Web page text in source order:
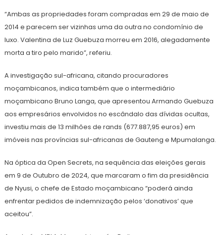
“Ambas as propriedades foram compradas em 29 de maio de
2014 e parecem ser vizinhas uma da outra no condomínio de
luxo. Valentina de Luz Guebuza morreu em 2016, alegadamente
morta a tiro pelo marido”, referiu.
A investigação sul-africana, citando procuradores
moçambicanos, indica também que o intermediário
moçambicano Bruno Langa, que apresentou Armando Guebuza
aos empresários envolvidos no escândalo das dívidas ocultas,
investiu mais de 13 milhões de rands (677.887,95 euros) em
imóveis nas províncias sul-africanas de Gauteng e Mpumalanga.
Na óptica da Open Secrets, na sequência das eleições gerais
em 9 de Outubro de 2024, que marcaram o fim da presidência
de Nyusi, o chefe de Estado moçambicano “poderá ainda
enfrentar pedidos de indemnização pelos ‘donativos’ que
aceitou”.